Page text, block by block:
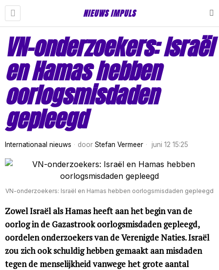
NIEUWS IMPULS
VN-onderzoekers: Israël
en Hamas hebben
oorlogsmisdaden
gepleegd
Internationaal nieuws door Stefan Vermeer juni 12 15:25
VN-onderzoekers: Israël en Hamas hebben oorlogsmisdaden gepleegd
Zowel Israël als Hamas heeft aan het begin van de
oorlog in de Gazastrook oorlogsmisdaden gepleegd,
oordelen onderzoekers van de Verenigde Naties. Israël
zou zich ook schuldig hebben gemaakt aan misdaden
tegen de menselijkheid vanwege het grote aantal